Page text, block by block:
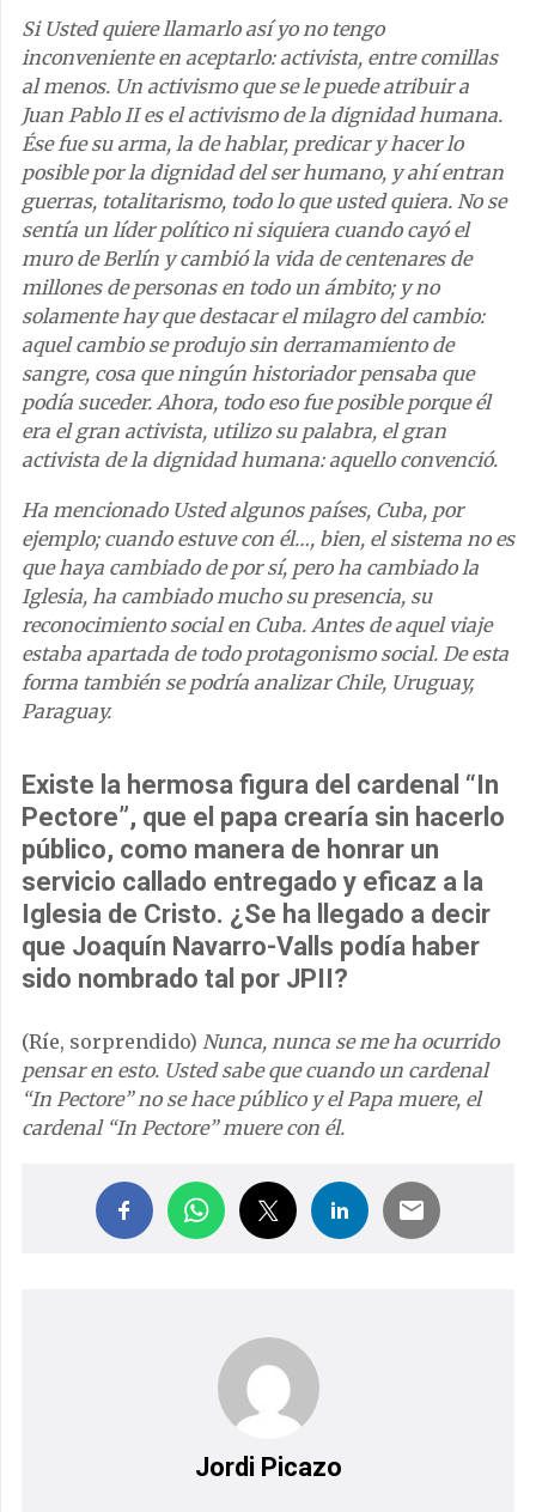
Si Usted quiere llamarlo así yo no tengo
inconveniente en aceptarlo: activista, entre comillas
al menos. Un activismo que se le puede atribuir a
Juan Pablo II es el activismo de la dignidad humana.
Ése fue su arma, la de hablar, predicar y hacer lo
posible por la dignidad del ser humano, y ahí entran
guerras, totalitarismo, todo lo que usted quiera. No se
sentía un líder político ni siquiera cuando cayó el
muro de Berlín y cambió la vida de centenares de
millones de personas en todo un ámbito; y no
solamente hay que destacar el milagro del cambio:
aquel cambio se produjo sin derramamiento de
sangre, cosa que ningún historiador pensaba que
podía suceder. Ahora, todo eso fue posible porque él
era el gran activista, utilizo su palabra, el gran
activista de la dignidad humana: aquello convenció.
Ha mencionado Usted algunos países, Cuba, por
ejemplo; cuando estuve con él…, bien, el sistema no es
que haya cambiado de por sí, pero ha cambiado la
Iglesia, ha cambiado mucho su presencia, su
reconocimiento social en Cuba. Antes de aquel viaje
estaba apartada de todo protagonismo social. De esta
forma también se podría analizar Chile, Uruguay,
Paraguay.
Existe la hermosa figura del cardenal “In
Pectore”, que el papa crearía sin hacerlo
público, como manera de honrar un
servicio callado entregado y eficaz a la
Iglesia de Cristo. ¿Se ha llegado a decir
que Joaquín Navarro-Valls podía haber
sido nombrado tal por JPII?
(Ríe, sorprendido) Nunca, nunca se me ha ocurrido
pensar en esto. Usted sabe que cuando un cardenal
“In Pectore” no se hace público y el Papa muere, el
cardenal “In Pectore” muere con él.
Jordi Picazo